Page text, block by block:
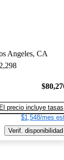
Angeles, CA
El precio incluye tasas
$1,548/mes
Verif. disponibilidad